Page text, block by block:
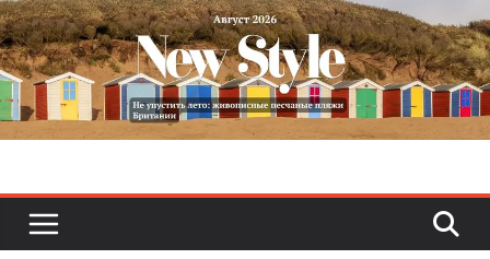
Skip
to
content